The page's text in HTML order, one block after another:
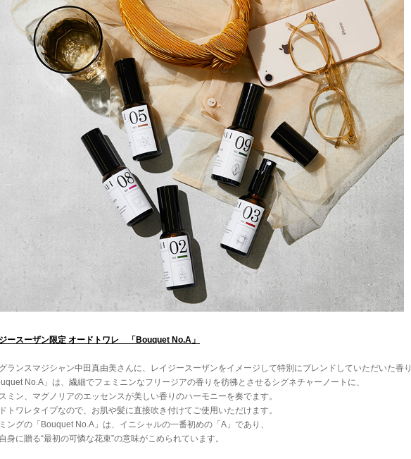
ースーザン限定 オードトワレ 「Bouquet No.A」
ランスマジシャン中田真由美さんに、レイジースーザンをイメージして特別にブレンドしていただいた香り
No.A」は、繊細でフェミニンなフリージアの香りを彷彿とさせるシグネチャーノートに、
ミン、マグノリアのエッセンスが美しい香りのハーモニーを奏でます。
トワレタイプなので、お肌や髪に直接吹き付けてご使用いただけます。
ングの「Bouquet No.A」は、イニシャルの一番初めの「A」であり、
身に贈る“最初の可憐な花束”の意味がこめられています。